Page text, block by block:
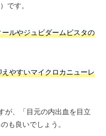
です。
ルやジュビダームビスタの
やすいマイクロカニューレ
が、「目元の内出血を目立
も良いでしょう。